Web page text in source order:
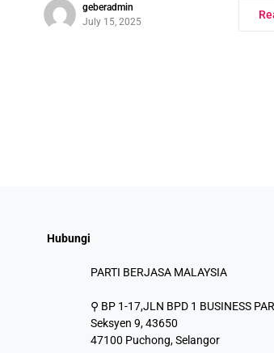
geberadmin
July 15, 2025
Hubungi
PARTI BERJASA MALAYSIA
⚲ BP 1-17,JLN BPD 1 BUSINESS
Seksyen 9, 43650
47100 Puchong, Selangor